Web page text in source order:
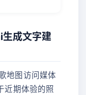
成文字建
地图访问媒体
近期体验的照